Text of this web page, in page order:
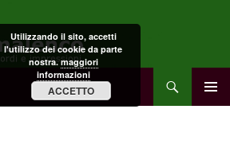
Utilizzando il sito, accetti
l'utilizzo dei cookie da parte
nostra.maggiori
informazioni
ACCETTO